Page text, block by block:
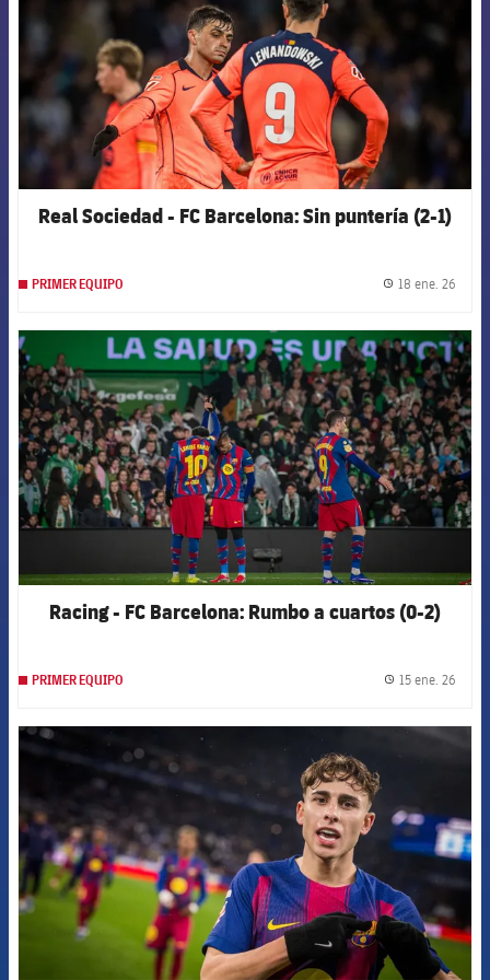
Real Sociedad - FC Barcelona: Sin puntería (2-1)
PRIMER EQUIPO 18 ene. 26
FCB Barcelona badge
Racing - FC Barcelona: Rumbo a cuartos (0-2)
PRIMER EQUIPO 15 ene. 26
FCB Barcelona badge